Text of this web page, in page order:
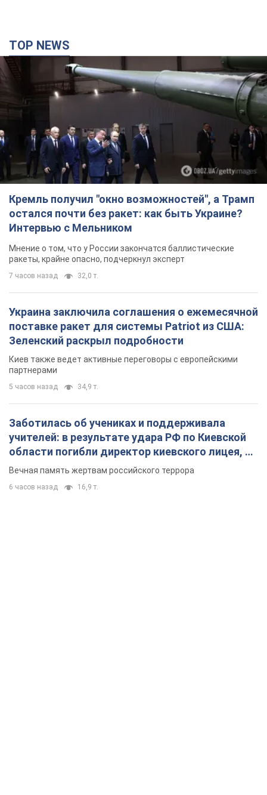
TOP NEWS
Кремль получил "окно возможностей", а Трамп
остался почти без ракет: как быть Украине?
Интервью с Мельником
Мнение о том, что у России закончатся баллистические
ракеты, крайне опасно, подчеркнул эксперт
7 часов назад 32,0 т.
Украина заключила соглашения о ежемесячной
поставке ракет для системы Patriot из США:
Зеленский раскрыл подробности
Киев также ведет активные переговоры с европейскими
партнерами
5 часов назад 34,9 т.
Заботилась об учениках и поддерживала
учителей: в результате удара РФ по Киевской
области погибли директор киевского лицея, её
муж и внук
Вечная память жертвам российского террора
6 часов назад 16,9 т.